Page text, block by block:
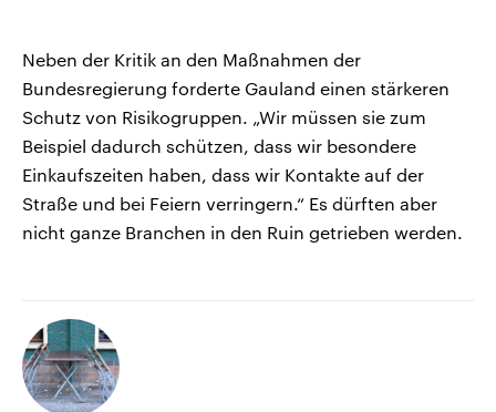
Neben der Kritik an den Maßnahmen der
Bundesregierung forderte Gauland einen stärkeren
Schutz von Risikogruppen. „Wir müssen sie zum
Beispiel dadurch schützen, dass wir besondere
Einkaufszeiten haben, dass wir Kontakte auf der
Straße und bei Feiern verringern.“ Es dürften aber
nicht ganze Branchen in den Ruin getrieben werden.